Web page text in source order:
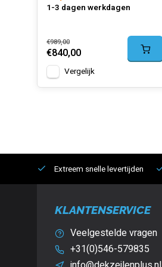
1-3 dagen werkdagen
€989,00
€840,00
Vergelijk
Extreem snelle levertijden
KLANTENSERVICE
Veelgestelde vragen
+31(0)546-579835